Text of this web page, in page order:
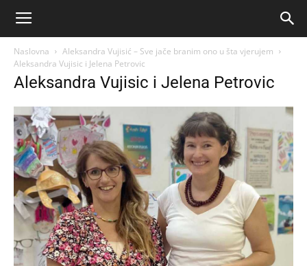
Naslovna
Aleksandra Vujisić – Sve jače branim ono u šta vjerujem
Aleksandra Vujisic i Jelena Petrovic
Aleksandra Vujisic i Jelena Petrovic